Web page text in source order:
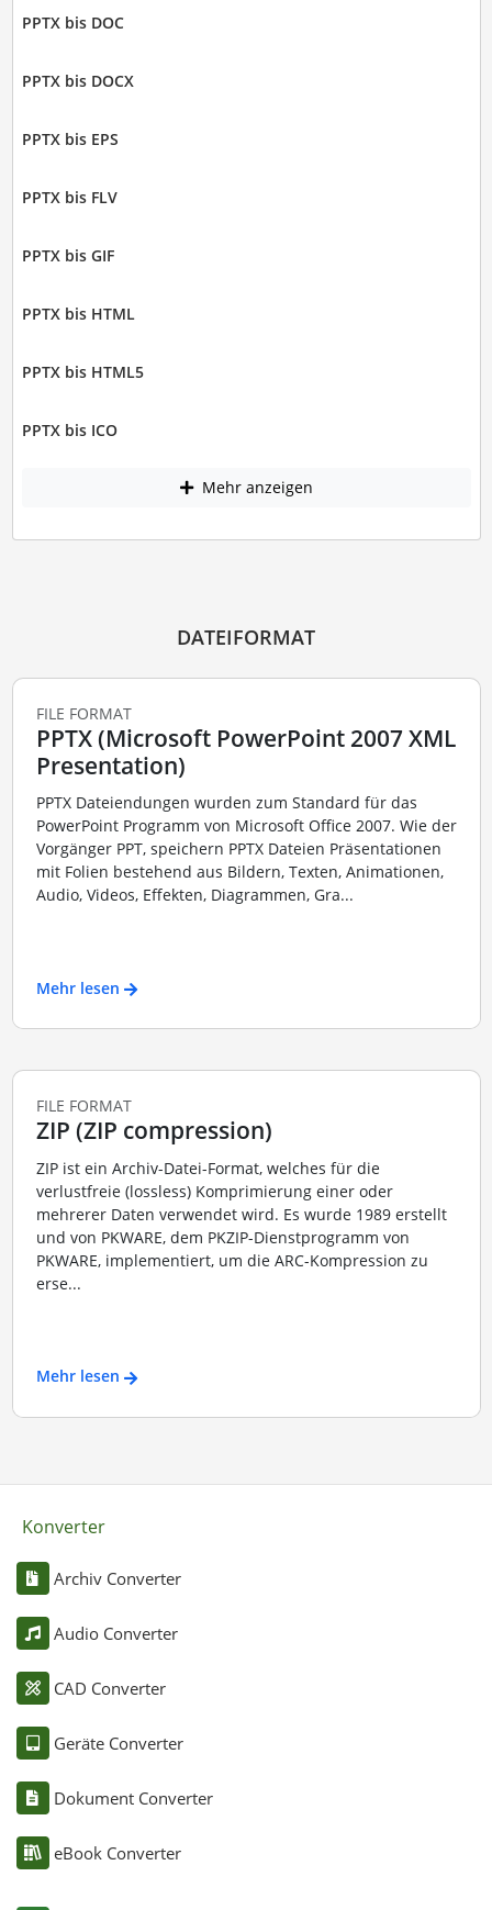
PPTX bis DOC
PPTX bis DOCX
PPTX bis EPS
PPTX bis FLV
PPTX bis GIF
PPTX bis HTML
PPTX bis HTML5
PPTX bis ICO
Mehr anzeigen
DATEIFORMAT
FILE FORMAT
PPTX (Microsoft PowerPoint 2007 XML
Presentation)
PPTX Dateiendungen wurden zum Standard für das
PowerPoint Programm von Microsoft Office 2007. Wie der
Vorgänger PPT, speichern PPTX Dateien Präsentationen
mit Folien bestehend aus Bildern, Texten, Animationen,
Audio, Videos, Effekten, Diagrammen, Gra...
Mehr lesen
FILE FORMAT
ZIP (ZIP compression)
ZIP ist ein Archiv-Datei-Format, welches für die
verlustfreie (lossless) Komprimierung einer oder
mehrerer Daten verwendet wird. Es wurde 1989 erstellt
und von PKWARE, dem PKZIP-Dienstprogramm von
PKWARE, implementiert, um die ARC-Kompression zu
erse...
Mehr lesen
Konverter
Archiv Converter
Audio Converter
CAD Converter
Geräte Converter
Dokument Converter
eBook Converter